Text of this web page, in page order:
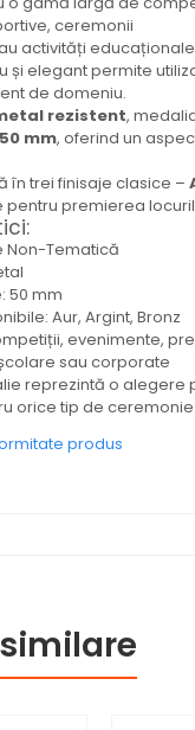
ceremonii
activități
și elegant permite
de domeniu.
rezistent,
mm, oferind un
în trei finisaje clasice –
premierea
Non-Tematică
50 mm
Aur, Argint, Bronz
evenimente,
sau corporate
reprezintă o alegere
orice tip de
produs